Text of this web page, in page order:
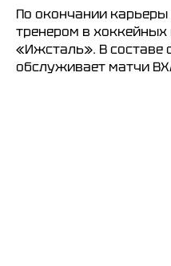
По окончании
тренером в
«Ижсталь». В составе
обслуживает матчи